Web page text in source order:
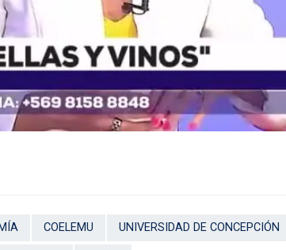
COELEMU UNIVERSIDAD DE CONCEPCIÓN